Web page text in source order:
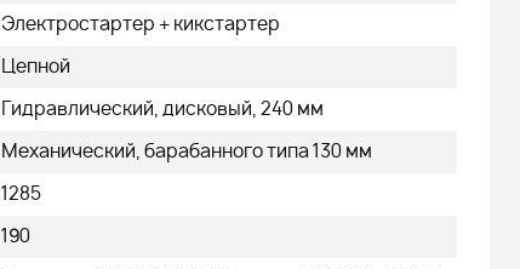
Электростартер + кикстартер
Цепной
Гидравлический, дисковый, 240 мм
Механический, барабанного типа 130 мм
1285
190